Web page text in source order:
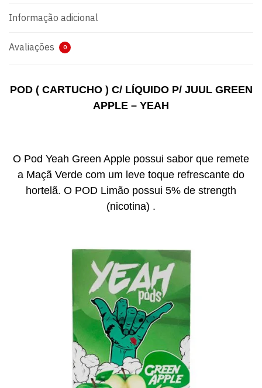
Informação adicional
Avaliações 0
POD ( CARTUCHO ) C/ LÍQUIDO P/ JUUL GREEN
APPLE – YEAH
O Pod Yeah Green Apple possui sabor que remete
a Maçã Verde com um leve toque refrescante do
hortelã. O POD Limão possui 5% de strength
(nicotina) .